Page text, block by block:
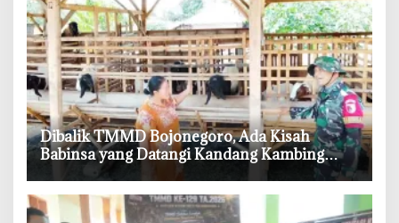
‎Dibalik TMMD Bojonegoro, Ada Kisah
Babinsa yang Datangi Kandang Kambing
Demi Dengar Keluh Warga